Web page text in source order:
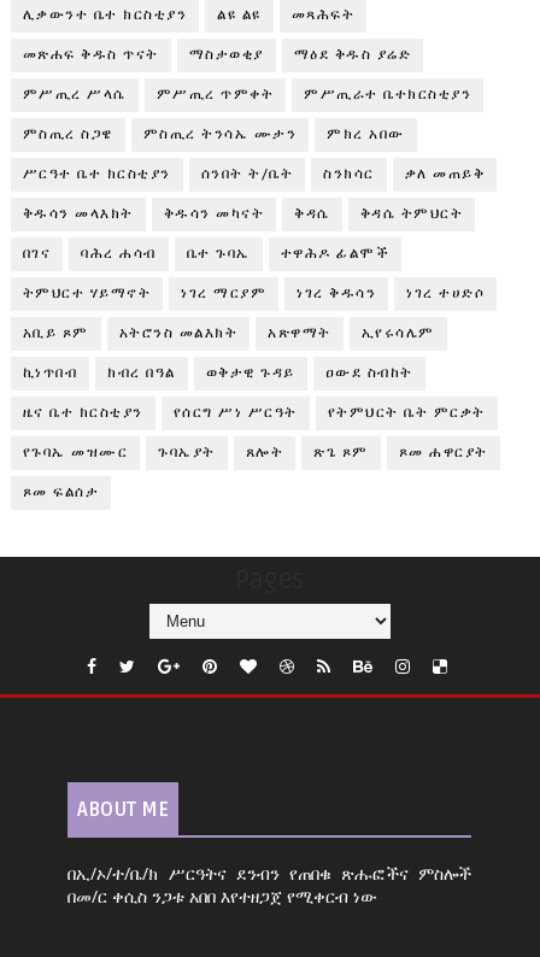
ሊቃውንተ ቤተ ክርስቲያን ልዩ ልዩ መጻሕፍት
መጽሐፍ ቅዱስ ጥናት ማስታወቂያ ማዕደ ቅዱስ ያሬድ
ምሥጢረ ሥላሴ ምሥጢረ ጥምቀት ምሥጢራተ ቤተክርስቲያን
ምስጢረ ስጋዌ ምስጢረ ትንሳኤ ሙታን ምክረ አበው
ሥርዓተ ቤተ ክርስቲያን ሰንበት ት/ቤት ስንክሳር ቃለ መጠይቅ
ቅዱሳን መላእክት ቅዱሳን መካናት ቅዳሴ ቅዳሴ ትምህርት
በገና ባሕረ ሐሳብ ቤተ ጉባኤ ተዋሕዶ ፊልሞች
ትምህርተ ሃይማኖት ነገረ ማርያም ነገረ ቅዱሳን ነገረ ተሀድሶ
አቢይ ጾም አትሮንስ መልእክት አጽዋማት ኢየሩሳሌም
ኪነጥበብ ክብረ በዓል ወቅታዊ ጉዳይ ዐውደ ስብከት
ዜና ቤተ ክርስቲያን የሰርግ ሥነ ሥርዓት የትምህርት ቤት ምርቃት
የጉባኤ መዝሙር ጉባኤያት ጸሎት ጽጌ ጾም ጾመ ሐዋርያት
ጾመ ፍልሰታ
ABOUT ME
በኢ/ኦ/ተ/ቤ/ክ ሥርዓትና ደንብን የጠበቁ ጽሑፎችና ምስሎች
በመ/ር ቀሲስ ንጋቱ አበበ እየተዘጋጀ የሚቀርብ ነው